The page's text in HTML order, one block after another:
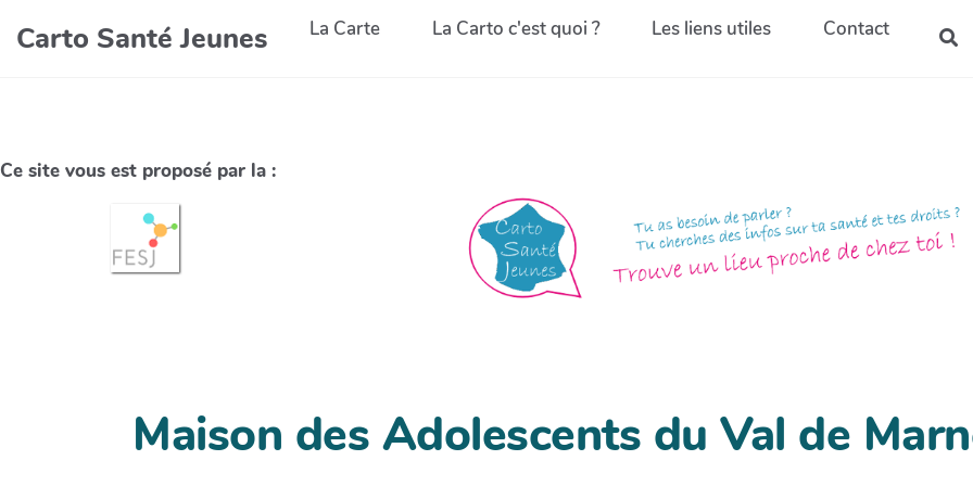
Carto Santé Jeunes La Carte La Carto c'est quoi ? Les liens utiles Contact
Ce site vous est proposé par la :
Maison des Adolescents du Val de